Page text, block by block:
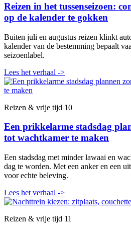
Reizen in het tussenseizoen:
op de kalender te gokken
Buiten juli en augustus reizen klinkt
kalender van de bestemming bepaalt
seizoenlabel.
Lees het verhaal ->
Reizen & vrije tijd 10
Een prikkelarme stadsdag
tot wachtkamer te maken
Een stadsdag met minder lawaai en
dag te worden. Met een anker en een
voor echte beleving.
Lees het verhaal ->
Reizen & vrije tijd 11